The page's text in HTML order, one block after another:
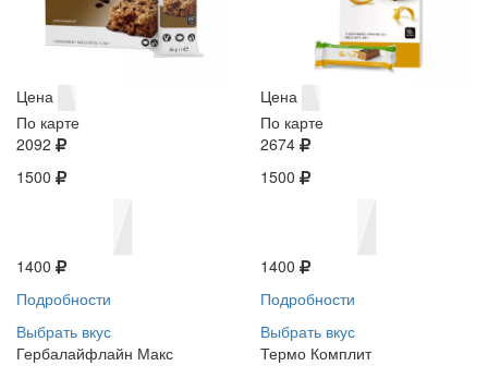
Цена
По карте
2092
1500
1400
Подробности
Выбрать вкус
Цена
По карте
2674
1500
1400
Подробности
Выбрать вкус
Гербалайфлайн Макс
Термо Комплит